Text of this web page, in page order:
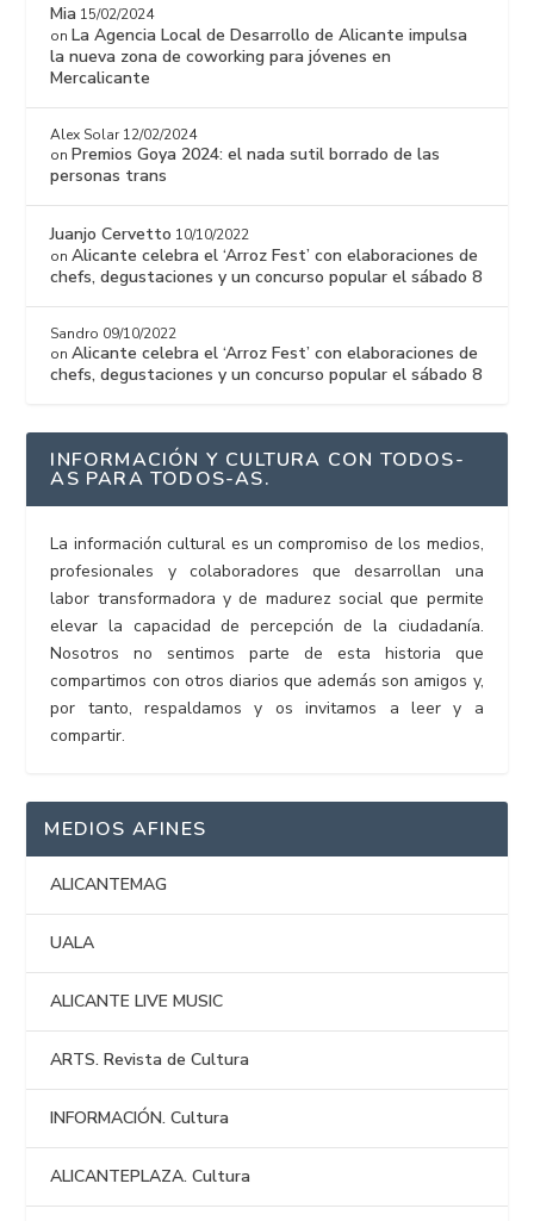
Mia 15/02/2024
onLa Agencia Local de Desarrollo de Alicante impulsa
la nueva zona de coworking para jóvenes en
Mercalicante
Alex Solar 12/02/2024
onPremios Goya 2024: el nada sutil borrado de las
personas trans
Juanjo Cervetto 10/10/2022
onAlicante celebra el ‘Arroz Fest’ con elaboraciones de
chefs, degustaciones y un concurso popular el sábado 8
Sandro 09/10/2022
onAlicante celebra el ‘Arroz Fest’ con elaboraciones de
chefs, degustaciones y un concurso popular el sábado 8
INFORMACIÓN Y CULTURA CON TODOS-
AS PARA TODOS-AS.
La información cultural es un compromiso de los medios,
profesionales y colaboradores que desarrollan una
labor transformadora y de madurez social que permite
elevar la capacidad de percepción de la ciudadanía.
Nosotros no sentimos parte de esta historia que
compartimos con otros diarios que además son amigos y,
por tanto, respaldamos y os invitamos a leer y a
compartir.
MEDIOS AFINES
ALICANTEMAG
UALA
ALICANTE LIVE MUSIC
ARTS. Revista de Cultura
INFORMACIÓN. Cultura
ALICANTEPLAZA. Cultura